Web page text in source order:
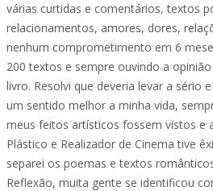
várias curtidas e comentários, textos
relacionamentos, amores, dores,
nenhum comprometimento em 6
200 textos e sempre ouvindo a
livro. Resolvi que deveria levar a sério
um sentido melhor a minha vida,
meus feitos artísticos fossem vistos e
Plástico e Realizador de Cinema tive
separei os poemas e textos
Reflexão, muita gente se identificou